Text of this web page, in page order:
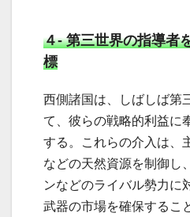
４- 第三世界の指導者
標
西側諸国は、しばしば第
て、彼らの戦略的利益に
する。これらの介入は、
などの天然資源を制御し
ンなどのライバル勢力に
武器の市場を確保するこ